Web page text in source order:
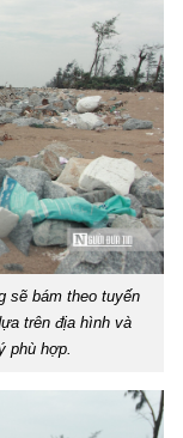
sẽ bám theo tuyến
trên địa hình và
phù hợp.